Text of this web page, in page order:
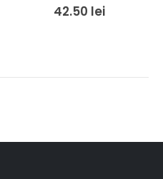
42.50 lei